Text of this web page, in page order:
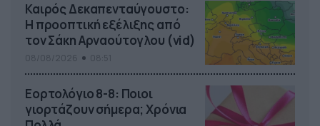
Καιρός Δεκαπενταύγουστο:
Η προοπτική εξέλιξης από
τον Σάκη Αρναούτογλου (vid)
Εορτολόγιο 8-8: Ποιοι
γιορτάζουν σήμερα; Χρόνια